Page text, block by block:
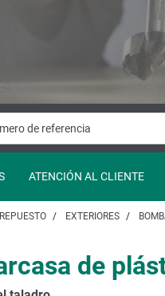
ATENCIÓN AL CLIENTE
EXTERIORES
de